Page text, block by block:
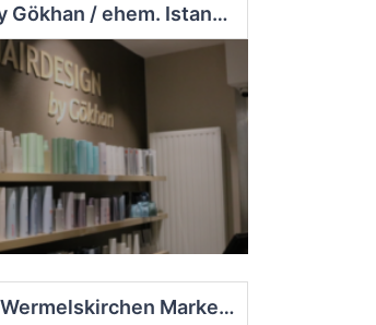
Hairdesign by Gökhan / ehem. Istanbul
WiW - Wir in Wermelskirchen Marketing e.V.